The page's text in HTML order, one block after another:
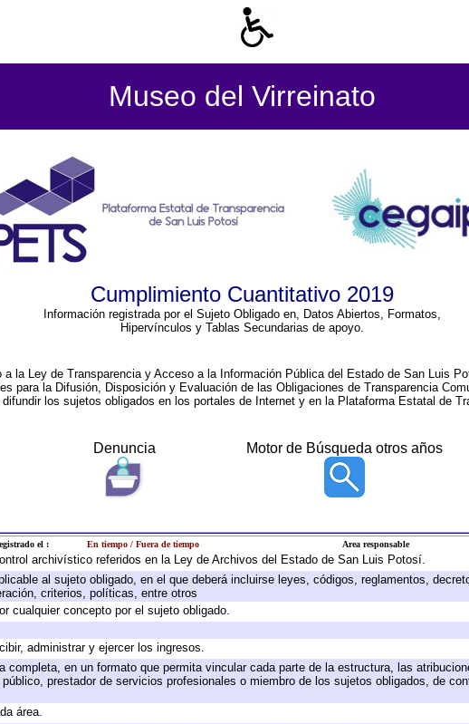
Museo del Virreinato
Cumplimiento Cuantitativo 2019
Información registrada por el Sujeto Obligado en, Datos Abiertos, Formatos,
Hipervínculos y Tablas Secundarias de apoyo.
a la Ley de Transparencia y Acceso a la Información Pública del Estado de San Luis
para la Difusión, Disposición y Evaluación de las Obligaciones de Transparencia
difundir los sujetos obligados en los portales de Internet y en la Plataforma Estatal de
Denuncia Motor de Búsqueda otros años
el : En tiempo / Fuera de tiempo Area responsable
archivístico referidos en la Ley de Archivos del Estado de San Luis Potosí.
al sujeto obligado, en el que deberá incluirse leyes, códigos, reglamentos,
criterios, políticas, entre otros
cualquier concepto por el sujeto obligado.
administrar y ejercer los ingresos.
completa, en un formato que permita vincular cada parte de la estructura, las
prestador de servicios profesionales o miembro de los sujetos obligados, de
área.